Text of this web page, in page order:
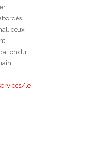
ceux-
du
le-